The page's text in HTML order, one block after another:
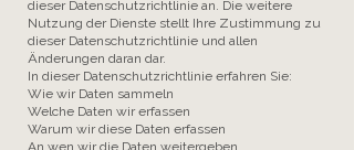
dieser Datenschutzrichtlinie an. Die weitere
Nutzung der Dienste stellt Ihre Zustimmung zu
dieser Datenschutzrichtlinie und allen
Änderungen daran dar.
In dieser Datenschutzrichtlinie erfahren Sie:
Wie wir Daten sammeln
Welche Daten wir erfassen
Warum wir diese Daten erfassen